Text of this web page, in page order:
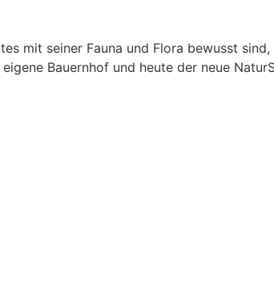
mit seiner Fauna und Flora bewusst
Bauernhof und heute der neue